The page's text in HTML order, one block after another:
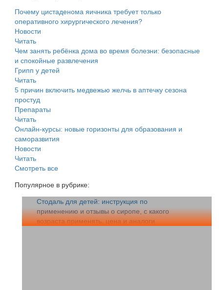
Почему цистаденома яичника требует только
оперативного хирургического лечения?
Новости
Читать
Чем занять ребёнка дома во время болезни: безопасные
и спокойные развлечения
Грипп у детей
Читать
5 причин включить медвежью желчь в аптечку сезона
простуд
Препараты
Читать
Онлайн-курсы: новые горизонты для образования и
саморазвития
Новости
Читать
Смотреть все
Популярное в рубрике:
Стодаль для детей: инструкция по
применению и отзывы о сиропе, с какого
возраста применять, цена и аналоги